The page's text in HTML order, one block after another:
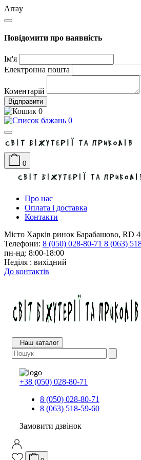
Array
Повідомити про наявність
Ім'я
Електронна пошта
Коментарій
Відправити
0
0
0
Про нас
Оплата і доставка
Контакти
Місто Харків ринок Барабашово, RD
Телефони: 8 (050) 028-80-71 8 (063)
пн-нд: 8:00-18:00
Неділя : вихідний
До контактів
Наш каталог
+38 (050) 028-80-71
8 (050) 028-80-71
8 (063) 518-59-60
Замовити дзвінок